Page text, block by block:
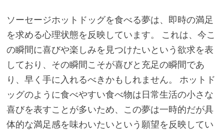
ソーセージホットドッグを食べる夢は、即時の満足
を求める心理状態を反映しています。 これは、今こ
の瞬間に喜びや楽しみを見つけたいという欲求を表
しており、その瞬間こそが喜びと充足の瞬間であ
り、早く手に入れるべきかもしれません。 ホットド
ッグのように食べやすい食べ物は日常生活の小さな
喜びを表すことが多いため、この夢は一時的だが具
体的な満足感を味わいたいという願望を反映してい